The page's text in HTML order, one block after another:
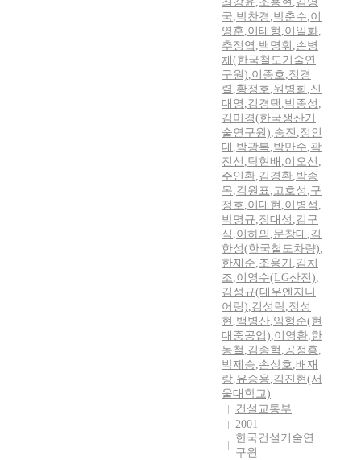
국,박찬경 ,박춘수,이
영훈,이태형 ,이일화,
추정엽 ,백명휘 ,손병
채(한국철도기술연
구원),이종호,정경
렬 ,황정호,원병희 ,신
대영 ,김경택 ,박종성 ,
김미경(한국생산기
술연구원),송진 ,정인
대 ,박광복,박만수,곽
진선 ,탁현배 ,이오선 ,
주인환,김경환,박종
목,김원표,고호성 ,구
정호,이대현 ,이병석 ,
박명규,장대성 ,김구
식 ,이하의 ,문창대 ,김
한성(한국철도차량),
한재준,조용기 ,김치
조,이영수(LG산전),
김성규(대우엔지니
어링),김성락,정성
현 ,백병산,임형준(현
대중공업),이영환,한
동철 ,김종혁 ,공정흥,
박제승,손상호,배재
랑,유승용,김진현(서
울대학교)
건설교통부
2001
한국건설기술연
구원